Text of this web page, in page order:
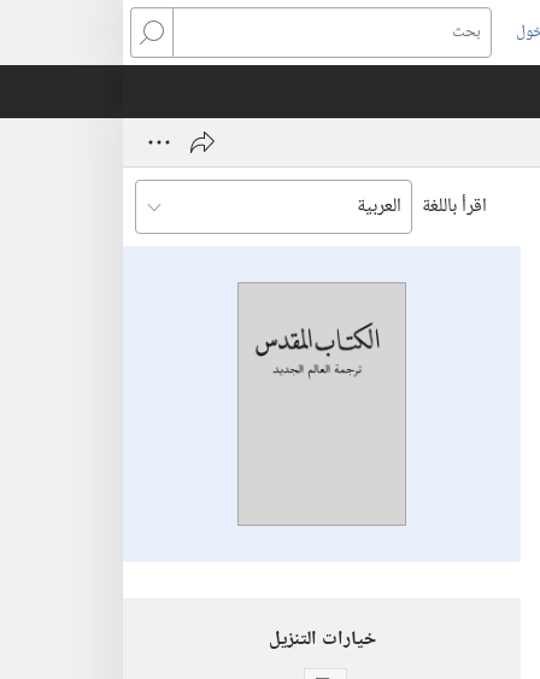
بحث
اقرأ باللغة
خيارات التنزيل